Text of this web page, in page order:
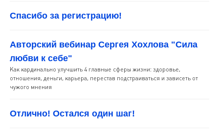
Спасибо за регистрацию!
Авторский вебинар Сергея Хохлова "Сила
любви к себе"
Как кардинально улучшить 4 главные сферы жизни: здоровье,
отношения, деньги, карьера, перестав подстраиваться и зависеть от
чужого мнения
Отлично! Остался один шаг!